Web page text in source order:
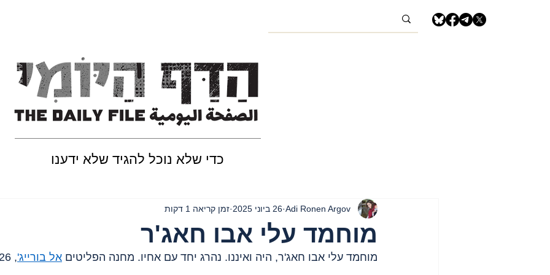
כדי שלא נוכל להגיד שלא ידענו
מוחמד עלי אבו חאג'ר
Adi Ronen Argov 26 ביוני 2025 זמן קריאה 1 דקות
מוחמד עלי אבו חאג'ר, היה ואיננו. נהרג יחד עם אחיו. מחנה הפליטים אל בורייג', 26 ביוני, 2025.